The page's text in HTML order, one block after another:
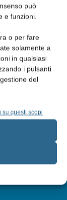
può
e funzioni.
o per fare
solamente a
in qualsiasi
i pulsanti
del
su questi scopi